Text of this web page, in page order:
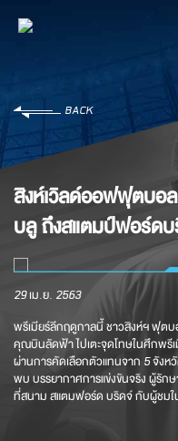
BACK
สิงห์เวิลด์ออฟฟุตบอ
บลู ถึงสแตมป์ฟอร์ดบ
29 เม.ย. 2563
พรีเมียร์ลีกฤดูกาลนี้ ชาวสิงห์ฯ ฟุตบ
คุณบินลัดฟ้า ไปเตะจุดโทษในศึกพรี
ผ่านการคัดเลือกตัวแทนจาก 5 จัง
พบ บรรยากาศการแข่งขันจริง ผู้รัก
ที่สนาม สแตมฟอร์ด บริดจ์ กับผู้ชม